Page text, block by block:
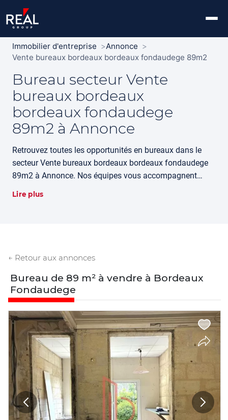
Immobilier d'entreprise
Annonce
Vente bureaux bordeaux bordeaux fondaudege 89m2
Bureau secteur Vente
bureaux bordeaux
bordeaux fondaudege
89m2 à Annonce
Retrouvez toutes les opportunités en bureaux dans le
secteur Vente bureaux bordeaux bordeaux fondaudege
89m2 à Annonce. Nos équipes vous accompagnent
dans votre recherche avec l'expertise historique Louis
Vacher.
Lire plus
← Retour aux annonces
Bureau de 89 m² à vendre à Bordeaux
Fondaudege